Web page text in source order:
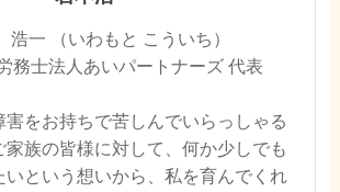
一 （いわもと こういち）
務士法人あいパートナーズ 代表
害をお持ちで苦しんでいらっしゃる
家族の皆様に対して、何か少しでも
いという想いから、私を育んでくれ